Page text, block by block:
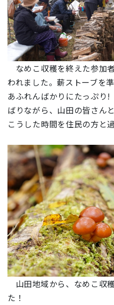
なめこ収穫を終えた参加
われました。薪ストーブを
あふれんばかりにたっぷ
ばりながら、山田の皆さん
こうした時間を住民の方と
山田地域から、なめこ収
た！